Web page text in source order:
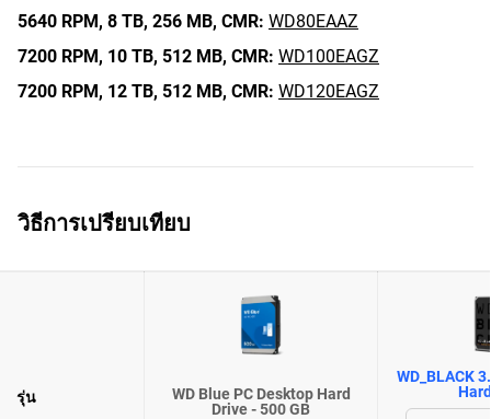
5640 RPM, 8 TB, 256 MB, CMR: WD80EAAZ
7200 RPM, 10 TB, 512 MB, CMR: WD100EAGZ
7200 RPM, 12 TB, 512 MB, CMR: WD120EAGZ
วิธีการเปรียบเทียบ
รุ่น
WD Blue PC Desktop Hard
Drive - 500 GB
WD_BLACK